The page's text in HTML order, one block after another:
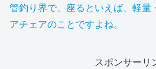
管釣り界で、座るといえば、軽量
アチェアのことですよね。
スポンサーリ